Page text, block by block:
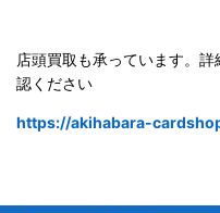
店頭買取も承っています。
認ください
https://akihabara-